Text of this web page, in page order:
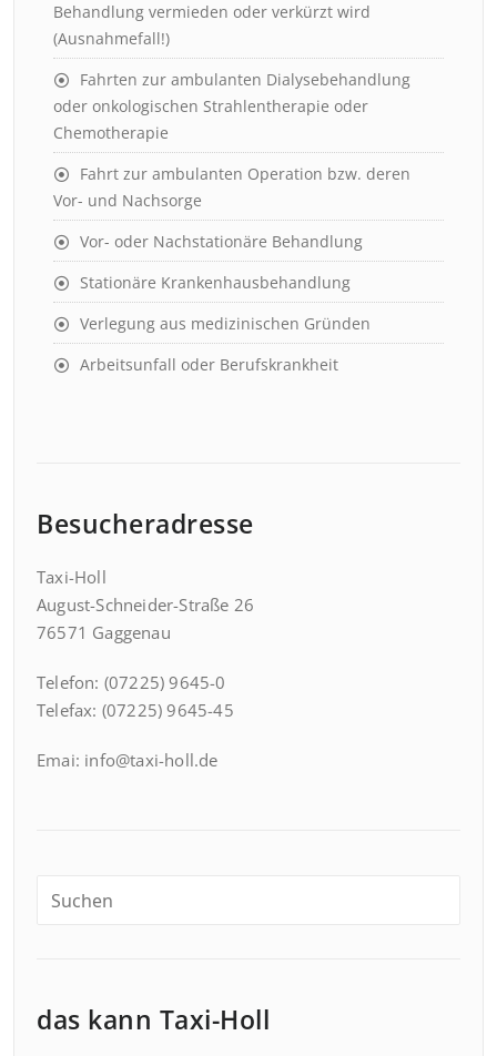
Behandlung vermieden oder verkürzt wird
(Ausnahmefall!)
Fahrten zur ambulanten Dialysebehandlung
oder onkologischen Strahlentherapie oder
Chemotherapie
Fahrt zur ambulanten Operation bzw. deren
Vor- und Nachsorge
Vor- oder Nachstationäre Behandlung
Stationäre Krankenhausbehandlung
Verlegung aus medizinischen Gründen
Arbeitsunfall oder Berufskrankheit
Besucheradresse
Taxi-Holl
August-Schneider-Straße 26
76571 Gaggenau
Telefon: (07225) 9645-0
Telefax: (07225) 9645-45
Emai: info@taxi-holl.de
das kann Taxi-Holl